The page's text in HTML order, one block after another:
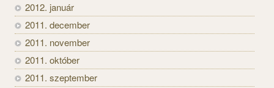
2012. január
2011. december
2011. november
2011. október
2011. szeptember